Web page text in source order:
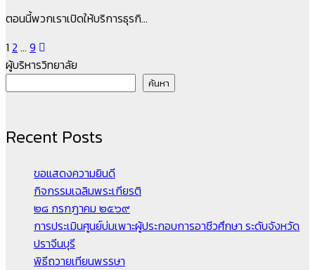
ตอนนี้พวกเราเปิดให้บริการธุรกิ…
Posts
pagination
1 2 … 9
ผู้บริหารวิทยาลัย
ค้นหา
Recent Posts
ขอแสดงความยินดี
กิจกรรมเฉลิมพระเกียรติ
๒๘ กรกฎาคม ๒๕๖๙
การประเมินศูนย์บ่มเพาะผู้ประกอบการอาชีวศึกษา ระดับจังหวัด
ปราจีนบุรี
พิธีถวายเทียนพรรษา